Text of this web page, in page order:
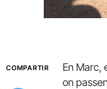
COMPARTIR
En Marc,
on